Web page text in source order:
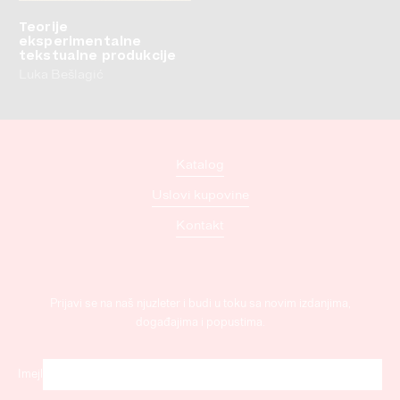
Teorije
eksperimentalne
tekstualne produkcije